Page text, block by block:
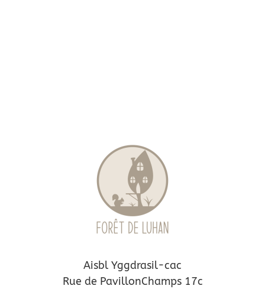
Aisbl Yggdrasil-cac
Rue de PavillonChamps 17c